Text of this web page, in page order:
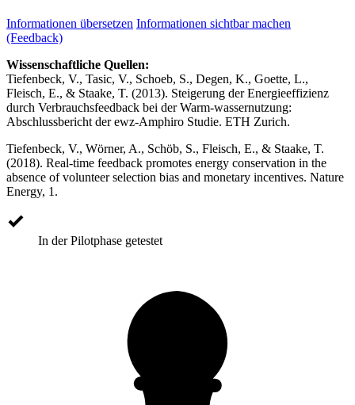
Informationen übersetzen Informationen sichtbar machen
(Feedback)
Wissenschaftliche Quellen:
Tiefenbeck, V., Tasic, V., Schoeb, S., Degen, K., Goette, L.,
Fleisch, E., & Staake, T. (2013). Steigerung der Energieeffizienz
durch Verbrauchsfeedback bei der Warm-wassernutzung:
Abschlussbericht der ewz-Amphiro Studie. ETH Zurich.
Tiefenbeck, V., Wörner, A., Schöb, S., Fleisch, E., & Staake, T.
(2018). Real-time feedback promotes energy conservation in the
absence of volunteer selection bias and monetary incentives. Nature
Energy, 1.
In der Pilotphase getestet